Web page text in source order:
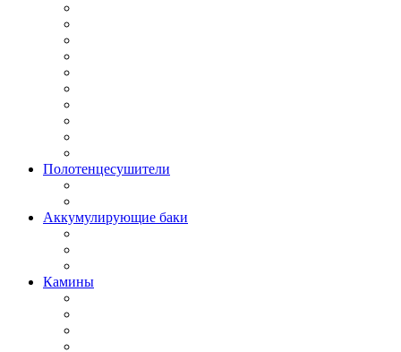
Полотенцесушители
Аккумулирующие баки
Камины